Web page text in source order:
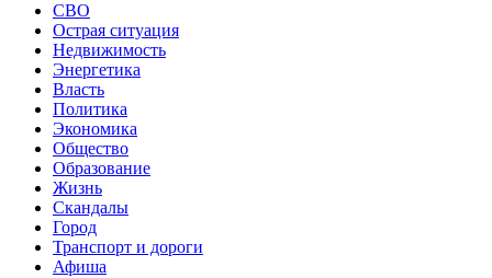
СВО
Острая ситуация
Недвижимость
Энергетика
Власть
Политика
Экономика
Общество
Образование
Жизнь
Скандалы
Город
Транспорт и дороги
Афиша